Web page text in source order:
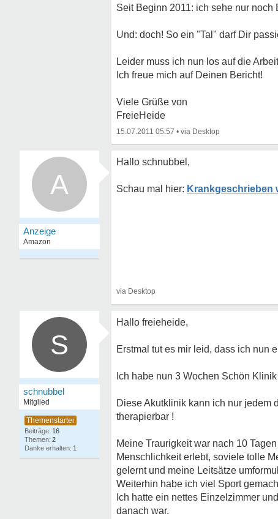
Seit Beginn 2011: ich sehe nur noch
Und: doch! So ein "Tal" darf Dir
Leider muss ich nun los auf die
Ich freue mich auf Deinen Bericht!
Viele Grüße von
FreieHeide
15.07.2011 05:57 •
A
Hallo schnubbel,
Krankgeschrieben
S
schnubbel
Mitglied
16
2
1
Hallo freieheide,
Erstmal tut es mir leid, dass ich nun
Ich habe nun 3 Wochen Schön
Diese Akutklinik kann ich nur jedem
therapierbar !
Meine Traurigkeit war nach 10
Menschlichkeit erlebt, soviele tolle
gelernt und meine Leitsätze
Weiterhin habe ich viel Sport
Ich hatte ein nettes Einzelzimmer
danach war.